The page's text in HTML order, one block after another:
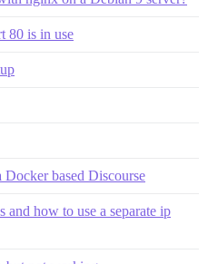
80 is in use
based Discourse
and how to use a separate ip